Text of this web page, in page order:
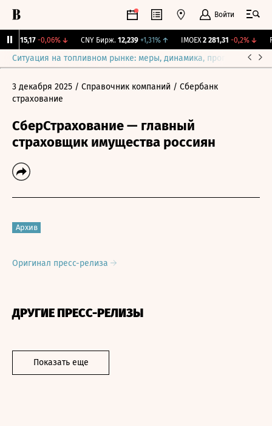
Войти
115,17 -0,06%↓ CNY Бирж. 12,239 +1,31% ↑ IMOEX 2 281,31 -0,2%↓
Ситуация на топливном рынке: меры, динамика, прогнозы
3 декабря 2025 / Справочник компаний / Сбербанк
страхование
СберСтрахование — главный
страховщик имущества россиян
Архив
Оригинал пресс-релиза
ДРУГИЕ ПРЕСС-РЕЛИЗЫ
Показать еще